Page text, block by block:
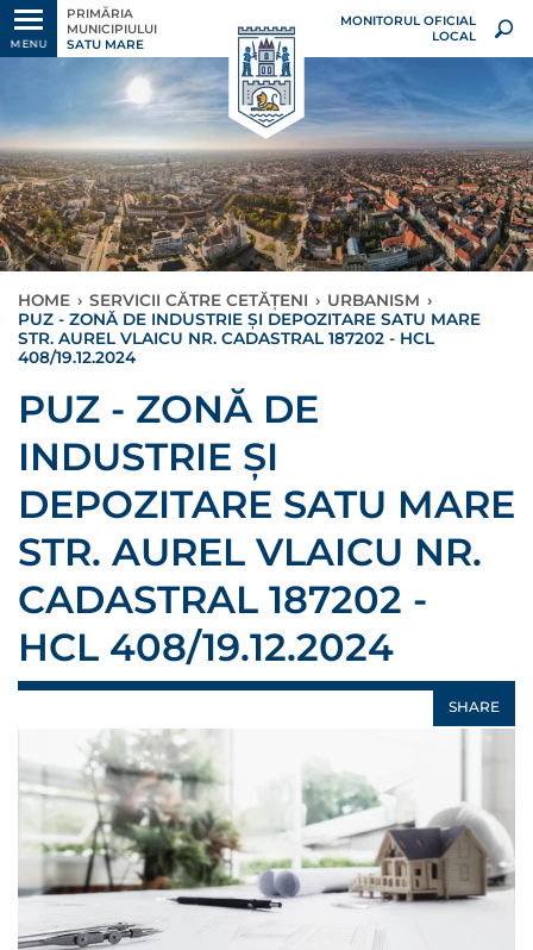
MENU
PRIMĂRIA
MUNICIPIULUI
SATU MARE
MONITORUL OFICIAL
LOCAL
HOME › SERVICII CĂTRE CETĂȚENI › URBANISM ›
PUZ - ZONĂ DE INDUSTRIE ȘI DEPOZITARE SATU MARE
STR. AUREL VLAICU NR. CADASTRAL 187202 - HCL
408/19.12.2024
PUZ - ZONĂ DE
INDUSTRIE ȘI
DEPOZITARE SATU MARE
STR. AUREL VLAICU NR.
CADASTRAL 187202 -
HCL 408/19.12.2024
SHARE